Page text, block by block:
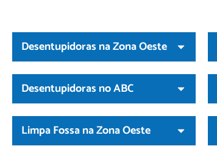
Desentupidoras na Zona Oeste
Desentupidoras no ABC
Limpa Fossa na Zona Oeste